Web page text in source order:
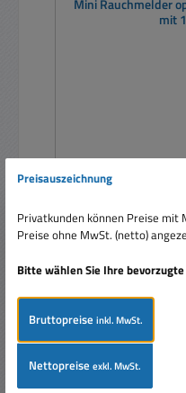
Mini Rauchmelder
mit
In
Preisauszeichnung
Privatkunden können Preise mit
Preise ohne MwSt. (netto)
Bitte wählen Sie Ihre
Bruttopreiseinkl. MwSt.
Nettopreiseexkl. MwSt.